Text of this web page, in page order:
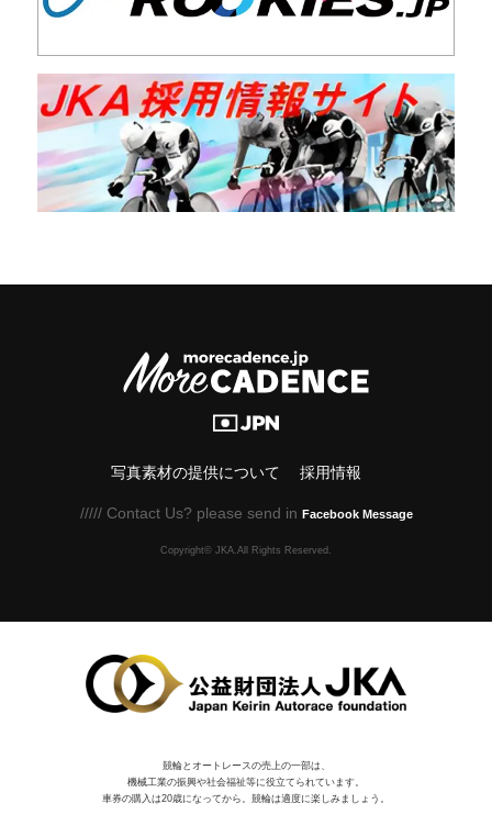
写真素材の提供について 採用情報
///// Contact Us? please send in Facebook Message
Copyright© JKA.All Rights Reserved.
競輪とオートレースの売上の一部は、
機械⼯業の振興や社会福祉等に役⽴てられています。
車券の購入は20歳になってから。競輪は適度に楽しみましょう。